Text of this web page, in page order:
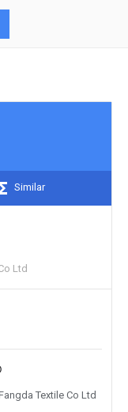
Similar
Ltd
Textile Co Ltd